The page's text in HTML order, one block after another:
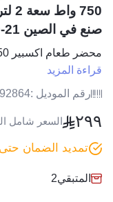
صنع في الصين XPFP-600-21
محضر طعام اكسبير 750 واط سعة 2 لتر ملحقات متعددة
قراءة المزيد
رقم الموديل :
٢٩٩ السعر شامل
تمديد الضمان حتى 5 سنوات
المتبقي2